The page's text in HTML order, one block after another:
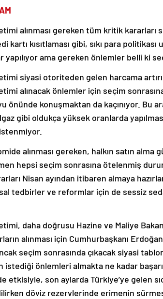
alınması gereken tüm kritik kararları
kartı kısıtlaması gibi, sıkı para
yapılıyor ama gereken önlemler belli ki
siyasi otoriteden gelen harcama
alınacak önlemler için seçim
önünde konuşmaktan da kaçınıyor. Bu
gibi oldukça yüksek oranlarda
alınması gereken, halkın satın alma
hepsi seçim sonrasına ötelenmiş
Nisan ayından itibaren almaya
tedbirler ve reformlar için de sessiz
daha doğrusu Hazine ve Maliye
alınması için Cumhurbaşkanı
seçim sonrasında çıkacak siyasi
istediği önlemleri almakta ne kadar
etkisiyle, son aylarda Türkiye’ye gelen
döviz rezervlerinde erimenin